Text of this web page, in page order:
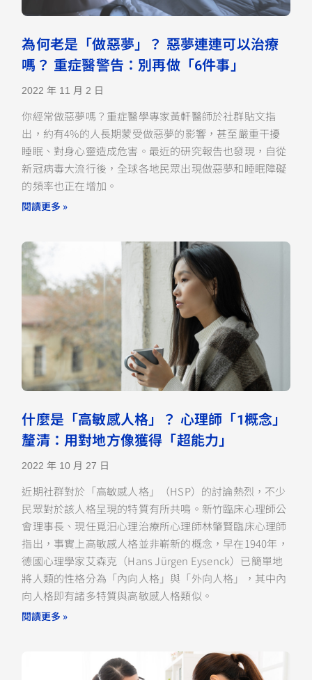
為何老是「做惡夢」？ 惡夢連連可以治療
嗎？ 重症醫警告：別再做「6件事」
2022 年 11 月 2 日
你經常做惡夢嗎？重症醫學專家黃軒醫師於社群貼文指
出，約有4%的人長期蒙受做惡夢的影響，甚至嚴重干擾
睡眠、對身心靈造成危害。最近的研究報告也發現，自從
新冠病毒大流行後，全球各地民眾出現做惡夢和睡眠障礙
的頻率也正在增加。
閱讀更多 »
什麼是「高敏感人格」？ 心理師「1概念」
釐清：用對地方像獲得「超能力」
2022 年 10 月 27 日
近期社群對於「高敏感人格」（HSP）的討論熱烈，不少
民眾對於該人格呈現的特質有所共鳴。新竹臨床心理師公
會理事長、現任覓汨心理治療所心理師林肇賢臨床心理師
指出，事實上高敏感人格並非嶄新的概念，早在1940年，
德國心理學家艾森克（Hans Jürgen Eysenck）已簡單地
將人類的性格分為「內向人格」與「外向人格」，其中內
向人格即有諸多特質與高敏感人格類似。
閱讀更多 »